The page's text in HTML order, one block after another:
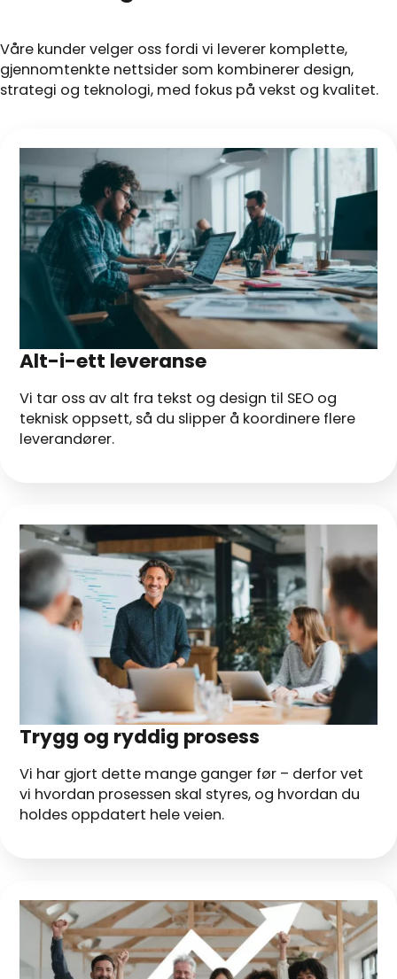
Våre kunder velger oss fordi vi leverer komplette,
gjennomtenkte nettsider som kombinerer design,
strategi og teknologi, med fokus på vekst og kvalitet.
Alt-i-ett leveranse
Vi tar oss av alt fra tekst og design til SEO og
teknisk oppsett, så du slipper å koordinere flere
leverandører.
Trygg og ryddig prosess
Vi har gjort dette mange ganger før – derfor vet
vi hvordan prosessen skal styres, og hvordan du
holdes oppdatert hele veien.